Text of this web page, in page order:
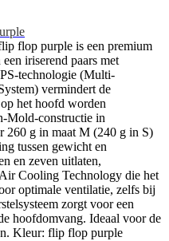
flop purple is een premium
iriserend paars met
technologie (Multi-
vermindert de
het hoofd worden
Mold-constructie in
260 g in maat M (240 g in S)
tussen gewicht en
en zeven uitlaten,
Cooling Technology die het
optimale ventilatie, zelfs bij
zorgt voor een
hoofdomvang. Ideaal voor de
Kleur: flip flop purple